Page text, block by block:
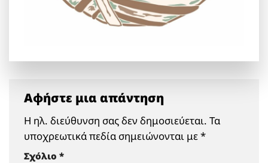
Αφήστε μια απάντηση
Η ηλ. διεύθυνση σας δεν δημοσιεύεται. Τα
υποχρεωτικά πεδία σημειώνονται με*
Σχόλιο *